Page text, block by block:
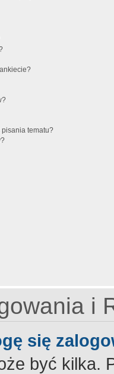
pisania tematu?
i
się
być kilka.